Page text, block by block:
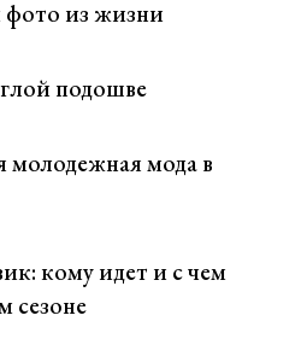
фото из жизни
подошве
молодежная мода в
кому идет и с чем
сезоне